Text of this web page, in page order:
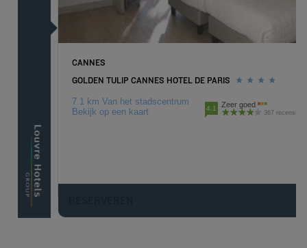
CANNES
GOLDEN TULIP CANNES HOTEL DE PARIS
7.1 km Van het stadscentrum
Bekijk op een kaart
4.1 Zeer goed
367 recensies